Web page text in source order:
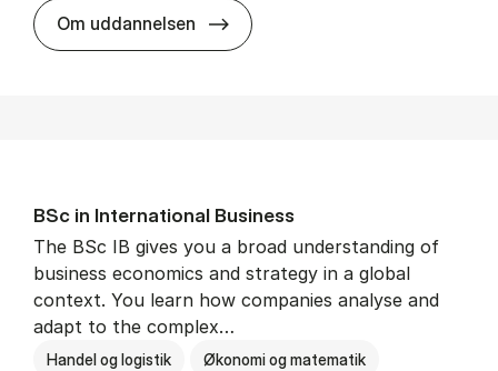
Om uddannelsen BSc in Busi­ness Ad­min­is­tra­tion
BSc in In­ter­na­tion­al Busi­ness
The BSc IB gives you a broad understanding of
business economics and strategy in a global
context. You learn how companies analyse and
adapt to the complex…
Handel og logistik Økonomi og matematik